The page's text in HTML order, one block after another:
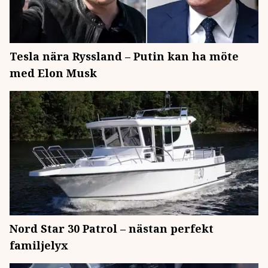
Tesla nära Ryssland – Putin kan ha möte
med Elon Musk
Nord Star 30 Patrol – nästan perfekt
familjelyx